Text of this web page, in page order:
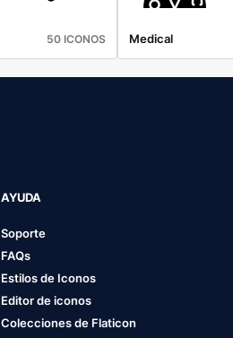
50 ICONOS Medical
AYUDA
Soporte
FAQs
Estilos de Iconos
Editor de iconos
Colecciones de Flaticon